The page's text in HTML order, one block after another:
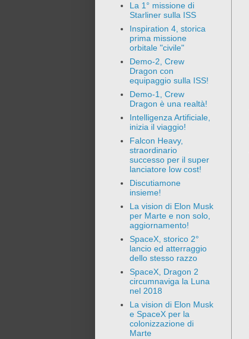
La 1° missione di
Starliner sulla ISS
Inspiration 4, storica
prima missione
orbitale "civile"
Demo-2, Crew
Dragon con
equipaggio sulla ISS!
Demo-1, Crew
Dragon è una realtà!
Intelligenza Artificiale,
inizia il viaggio!
Falcon Heavy,
straordinario
successo per il super
lanciatore low cost!
Discutiamone
insieme!
La vision di Elon Musk
per Marte e non solo,
aggiornamento!
SpaceX, storico 2°
lancio ed atterraggio
dello stesso razzo
SpaceX, Dragon 2
circumnaviga la Luna
nel 2018
La vision di Elon Musk
e SpaceX per la
colonizzazione di
Marte